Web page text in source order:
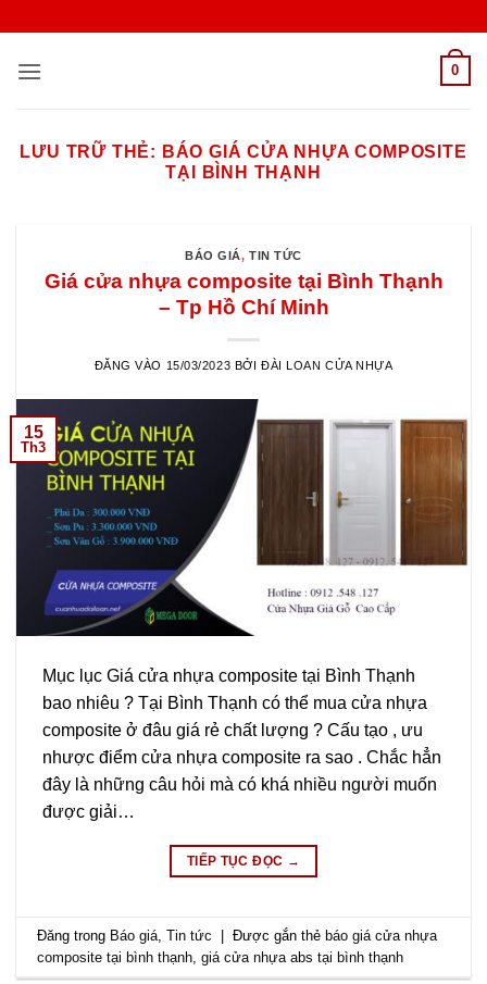
nội
0
LƯU TRỮ THẺ: BÁO GIÁ CỬA NHỰA COMPOSITE
TẠI BÌNH THẠNH
BÁO GIÁ,TIN TỨC
Giá cửa nhựa composite tại Bình Thạnh
– Tp Hồ Chí Minh
ĐĂNG VÀO 15/03/2023 BỞI ĐÀI LOAN CỬA NHỰA
15
Th3
Mục lục Giá cửa nhựa composite tại Bình Thạnh
bao nhiêu ? Tại Bình Thạnh có thể mua cửa nhựa
composite ở đâu giá rẻ chất lượng ? Cấu tạo , ưu
nhược điểm cửa nhựa composite ra sao . Chắc hẳn
đây là những câu hỏi mà có khá nhiều người muốn
được giải…
TIẾP TỤC ĐỌC →
Đăng trong Báo giá ,Tin tức Được gắn thẻ báo giá cửa nhựa
composite tại bình thạnh ,giá cửa nhựa abs tại bình thạnh